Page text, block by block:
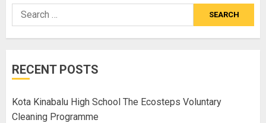
RECENT POSTS
Kota Kinabalu High School The Ecosteps Voluntary
Cleaning Programme